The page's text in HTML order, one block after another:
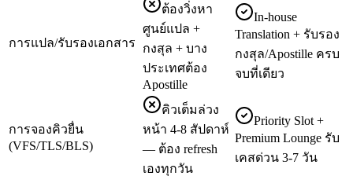
การแปล/รับรองเอกสาร
ต้องวิ่งหา
ศูนย์แปล +
กงสุล + บาง
ประเทศต้อง
Apostille
In-house
Translation + รับรอง
กงสุล/Apostille ครบ
จบที่เดียว
การจองคิวยื่น
(VFS/TLS/BLS)
คิวเต็มล่วง
หน้า 4-8 สัปดาห์
— ต้อง refresh
เองทุกวัน
Priority Slot +
Premium Lounge รับ
เคสด่วน 3-7 วัน